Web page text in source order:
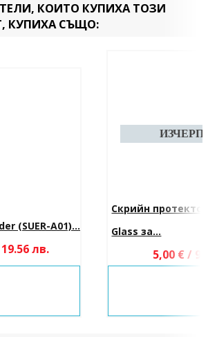
КОИТО КУПИХА ТОЗИ
КУПИХА СЪЩО:
(SUER-A01)...
лв.
Скрийн
Glass за...
5,00 € /